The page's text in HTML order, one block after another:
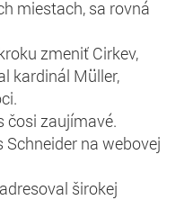
miestach, sa rovná
zmeniť Cirkev,
kardinál Müller,
čosi zaujímavé.
na webovej
širokej